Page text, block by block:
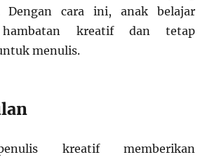
Dengan cara ini, anak belajar
hambatan kreatif dan tetap
menulis.
kreatif memberikan